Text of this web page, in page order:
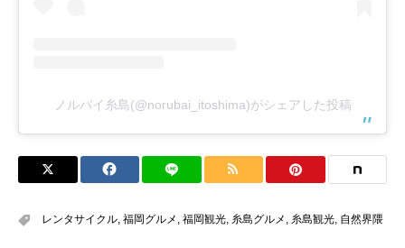
ノルバイ糸島(@norubai_itoshima)がシェアした投稿
レンタサイクル, 福岡グルメ , 福岡観光, 糸島グルメ , 糸島観光, 自然界隈